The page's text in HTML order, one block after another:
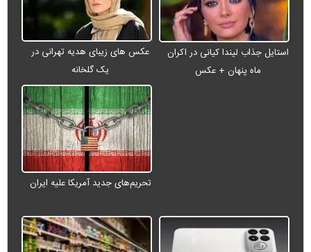
استایل جذاب لیندا کیانی در اکران
ماه پنهان + عکس
عکس های زیبای هدیه تهرانی در
یک گلخانه
تحریم‌های جدید آمریکا علیه ایران